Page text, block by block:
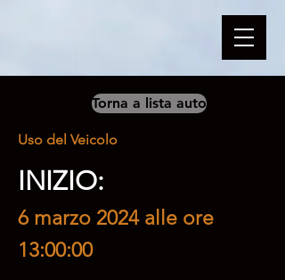
Torna a lista auto
Uso del Veicolo
INIZIO:
6 marzo 2024 alle ore
13:00:00